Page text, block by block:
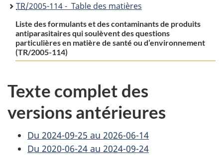
TR/2005-114 - Table des matières
Liste des formulants et des contaminants de produits
antiparasitaires qui soulèvent des questions
particulières en matière de santé ou d’environnement
(TR/2005-114)
Texte complet des
versions antérieures
Du 2024-09-25 au 2026-06-14
Du 2020-06-24 au 2024-09-24